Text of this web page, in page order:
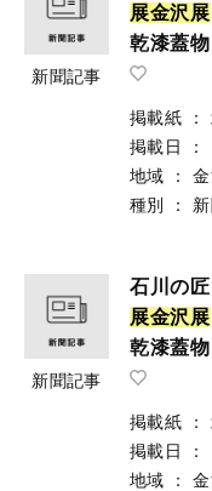
新聞記事
展金沢 展
乾漆蓋
掲載紙 ：
掲載日
：
地域
：
種別
：
新聞記事
石川の
展金沢 展
乾漆蓋
掲載紙 ：
掲載日
：
地域
：